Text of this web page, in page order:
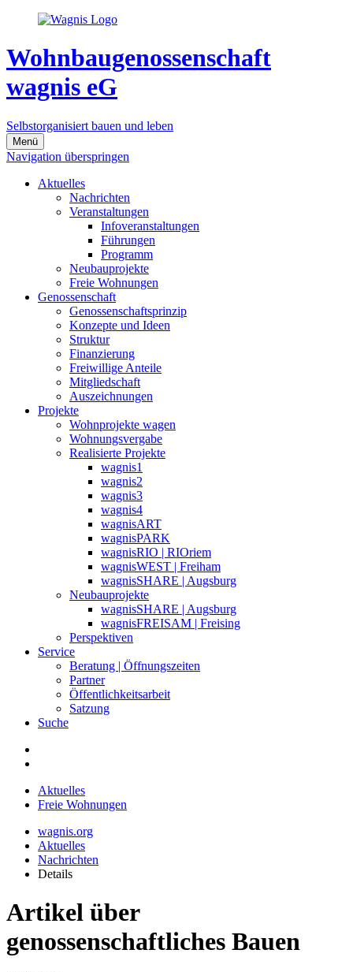
Wohnbaugenossenschaft
wagnis eG
Selbstorganisiert bauen und leben
Menü
Navigation überspringen
Aktuelles
Nachrichten
Veranstaltungen
Infoveranstaltungen
Führungen
Programm
Neubauprojekte
Freie Wohnungen
Genossenschaft
Genossenschaftsprinzip
Konzepte und Ideen
Struktur
Finanzierung
Freiwillige Anteile
Mitgliedschaft
Auszeichnungen
Projekte
Wohnprojekte wagen
Wohnungsvergabe
Realisierte Projekte
wagnis1
wagnis2
wagnis3
wagnis4
wagnisART
wagnisPARK
wagnisRIO | RIOriem
wagnisWEST | Freiham
wagnisSHARE | Augsburg
Neubauprojekte
wagnisSHARE | Augsburg
wagnisFREISAM | Freising
Perspektiven
Service
Beratung | Öffnungszeiten
Partner
Öffentlichkeitsarbeit
Satzung
Suche
Aktuelles
Freie Wohnungen
wagnis.org
Aktuelles
Nachrichten
Details
Artikel über
genossenschaftliches Bauen